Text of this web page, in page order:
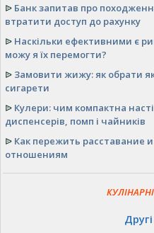
Планшетні комп'ютери
Зовнішні накопичувачі
Аксесуари для комп'ютерів
Програмне забезпечення
Комплектуючі для
Периферійні пристрої
Витратні матеріали
Монітори
Сервери
Інше
Партнерство
Бартер, взаємозаліки
ᐉ Банк запитав про
втратити доступ до рахунку
ᐉ Наскільки ефективними є
можу я їх перемогти?
ᐉ Замовити жижу: як обрати
сигарети
ᐉ Кулери: чим компактна
диспенсерів, помп і чайників
ᐉ Как пережить расставание
отношениям